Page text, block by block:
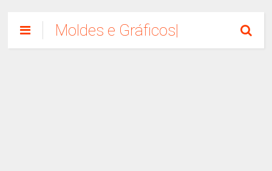
Moldes e Gráficos|
Como Fazer